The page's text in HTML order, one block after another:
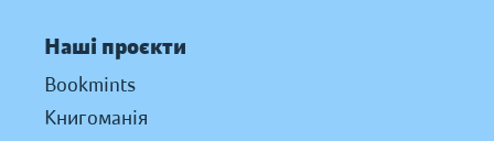
Наші проєкти
Bookmints
Книгоманія